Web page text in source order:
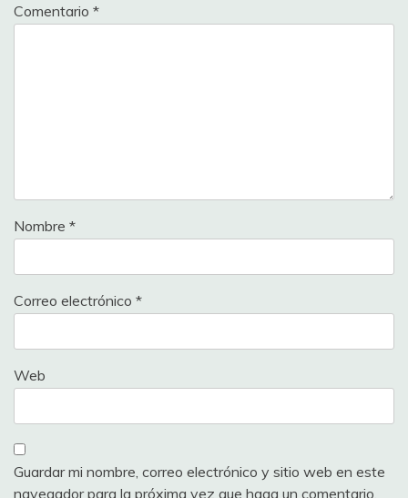
Comentario *
Nombre *
Correo electrónico *
Web
Guardar mi nombre, correo electrónico y sitio web en este
navegador para la próxima vez que haga un comentario.